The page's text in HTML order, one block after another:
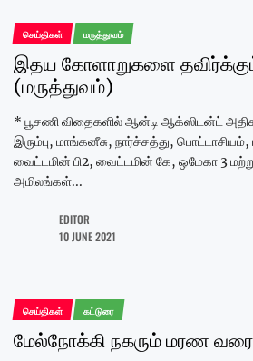
செய்திகள் மருத்துவம்
இதய கோளாறுகளை
(மருத்துவம்)
* பூசணி விதைகளில் ஆன்டி ஆக்ஸிடன்ட்
இரும்பு, மாங்கனீசு, நார்ச்சத்து,
வைட்டமின் பி2, வைட்டமின் கே, ஒமேகா 3
அமிலங்கள்...
EDITOR
10 JUNE 2021
செய்திகள் கட்டுரை
மேல்நோக்கி நகரும் மரண